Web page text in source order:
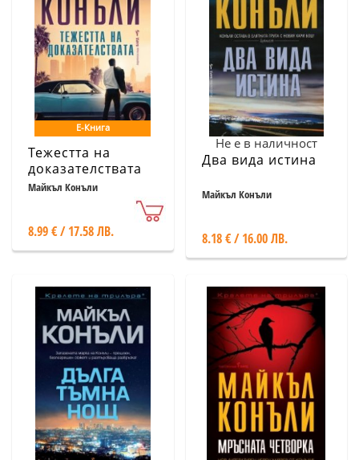
Е-Книга
Тежестта на
доказателствата
Майкъл Конъли
8.99 € / 17.58 ЛВ.
Не е в наличност
Два вида истина
Майкъл Конъли
8.18 € / 16.00 ЛВ.